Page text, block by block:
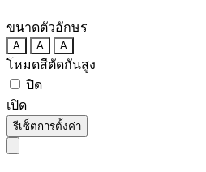
ขนาดตัวอักษร
A A A
โหมดสีตัดกันสูง
ปิด
เปิด
รีเซ็ตการตั้งค่า